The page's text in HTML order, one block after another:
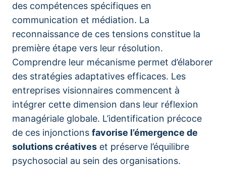
des compétences spécifiques en
communication et médiation. La
reconnaissance de ces tensions constitue la
première étape vers leur résolution.
Comprendre leur mécanisme permet d’élaborer
des stratégies adaptatives efficaces. Les
entreprises visionnaires commencent à
intégrer cette dimension dans leur réflexion
managériale globale. L’identification précoce
de ces injonctions favorise l’émergence de
solutions créatives et préserve l’équilibre
psychosocial au sein des organisations.